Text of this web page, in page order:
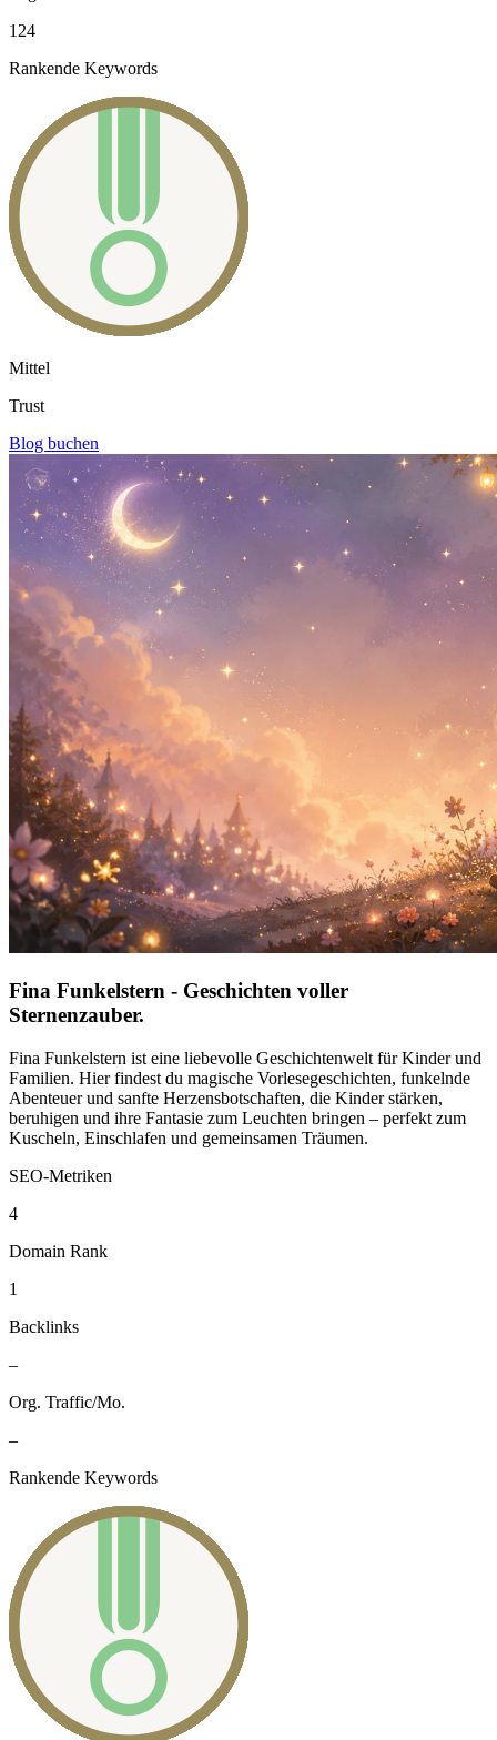
124
Rankende Keywords
Mittel
Trust
Blog buchen
Fina Funkelstern - Geschichten voller
Sternenzauber.
Fina Funkelstern ist eine liebevolle Geschichtenwelt für Kinder und
Familien. Hier findest du magische Vorlesegeschichten, funkelnde
Abenteuer und sanfte Herzensbotschaften, die Kinder stärken,
beruhigen und ihre Fantasie zum Leuchten bringen – perfekt zum
Kuscheln, Einschlafen und gemeinsamen Träumen.
SEO-Metriken
4
Domain Rank
1
Backlinks
–
Org. Traffic/Mo.
–
Rankende Keywords